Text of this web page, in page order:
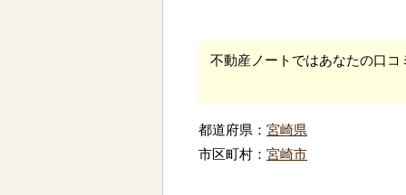
不動産ノートではあなたの口コ
都道府県： 宮崎県
市区町村： 宮崎市